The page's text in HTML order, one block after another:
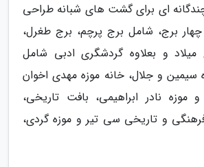
ای برای گشت های شبانه طراحی
برج، شامل برج پرچم، برج طغرل،
و بعلاوه گردشگری ادبی شامل
سیمین و جلال، خانه موزه مهدی اخوان
موزه نادر ابراهیمی، بافت تاریخی،
و تاریخی سی تیر و موزه گردی،